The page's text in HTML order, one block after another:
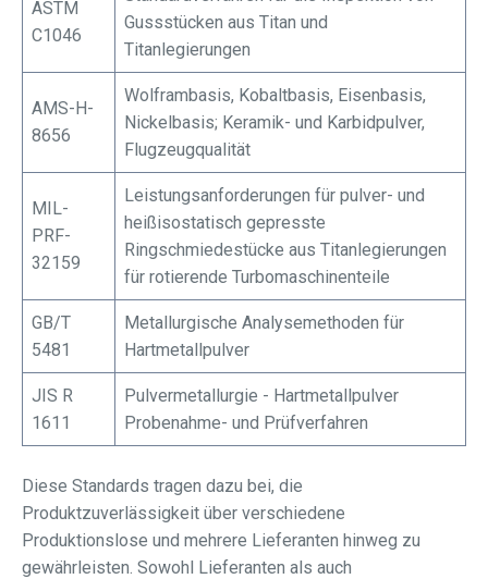
ASTM
C1046
Gussstücken aus Titan und
Titanlegierungen
AMS-H-
8656
Wolframbasis, Kobaltbasis, Eisenbasis,
Nickelbasis; Keramik- und Karbidpulver,
Flugzeugqualität
MIL-
PRF-
32159
Leistungsanforderungen für pulver- und
heißisostatisch gepresste
Ringschmiedestücke aus Titanlegierungen
für rotierende Turbomaschinenteile
GB/T
5481
Metallurgische Analysemethoden für
Hartmetallpulver
JIS R
1611
Pulvermetallurgie - Hartmetallpulver
Probenahme- und Prüfverfahren
Diese Standards tragen dazu bei, die
Produktzuverlässigkeit über verschiedene
Produktionslose und mehrere Lieferanten hinweg zu
gewährleisten. Sowohl Lieferanten als auch